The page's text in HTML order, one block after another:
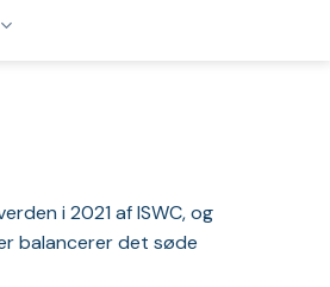
i 2021 af ISWC, og
balancerer det søde